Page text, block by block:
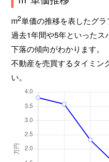
m2単価の推移を表したグラ
過去1年間や5年といったス
下落の傾向がわかります。
不動産を売買するタイミン
い。